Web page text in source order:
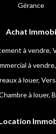
Gérance
Achat
à vendre,
à
à louer,
à louer,